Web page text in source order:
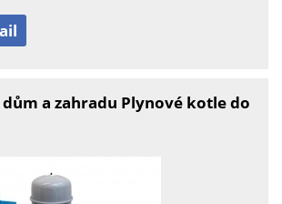
a zahradu Plynové kotle do